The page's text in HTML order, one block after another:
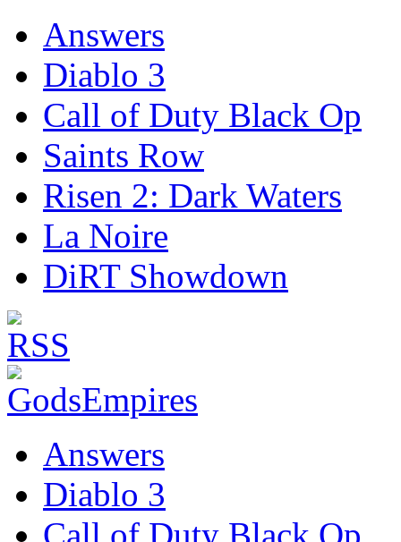
Answers
Diablo 3
Call of Duty Black Op
Saints Row
Risen 2: Dark Waters
La Noire
DiRT Showdown
Answers
Diablo 3